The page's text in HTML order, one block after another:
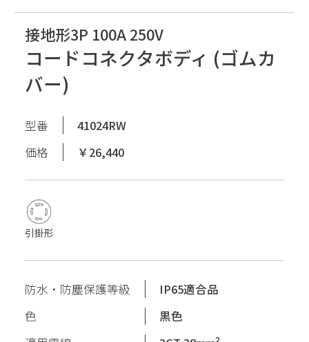
接地形3P 100A 250V
コードコネクタボディ (ゴムカ
バー)
型番
41024RW
価格
￥26,440
引掛形
防水・防塵保護等級
IP65適合品
色
黒色